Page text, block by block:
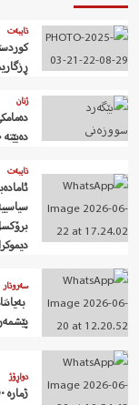
تایبەت
ژنان
تایبەت
سەروتار
دواڕۆژ
ژمارە ١٥٠ی دواڕۆژ کەوتە بەردیدەی خوێنەرانی…